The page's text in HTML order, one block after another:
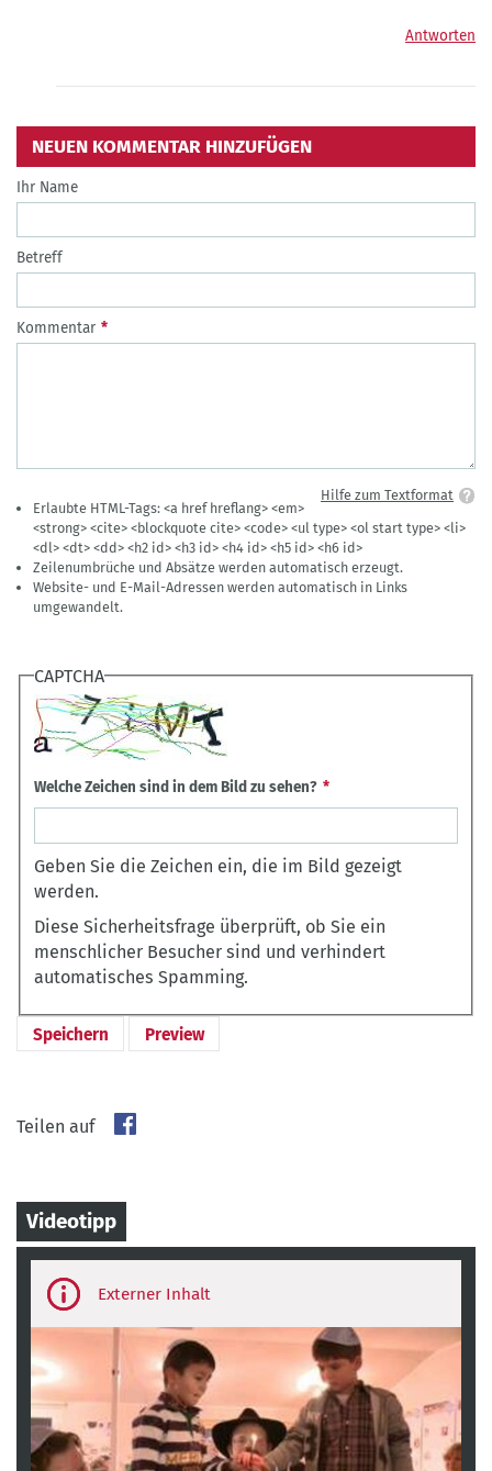
Antworten
NEUEN KOMMENTAR HINZUFÜGEN
Ihr Name
Betreff
Kommentar
Hilfe zum Textformat
Erlaubte HTML-Tags: <a href hreflang> <em>
<strong> <cite> <blockquote cite> <code> <ul type> <ol start type> <li>
<dl> <dt> <dd> <h2 id> <h3 id> <h4 id> <h5 id> <h6 id>
Zeilenumbrüche und Absätze werden automatisch erzeugt.
Website- und E-Mail-Adressen werden automatisch in Links
umgewandelt.
CAPTCHA
Welche Zeichen sind in dem Bild zu sehen?
Geben Sie die Zeichen ein, die im Bild gezeigt
werden.
Diese Sicherheitsfrage überprüft, ob Sie ein
menschlicher Besucher sind und verhindert
automatisches Spamming.
Teilen auf
Videotipp
party